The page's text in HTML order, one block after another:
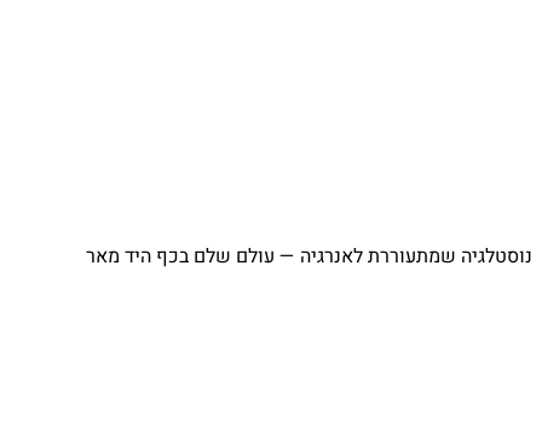
⁨ נוסטלגיה שמתעוררת לאנרגיה — עולם שלם בכף היד מאר